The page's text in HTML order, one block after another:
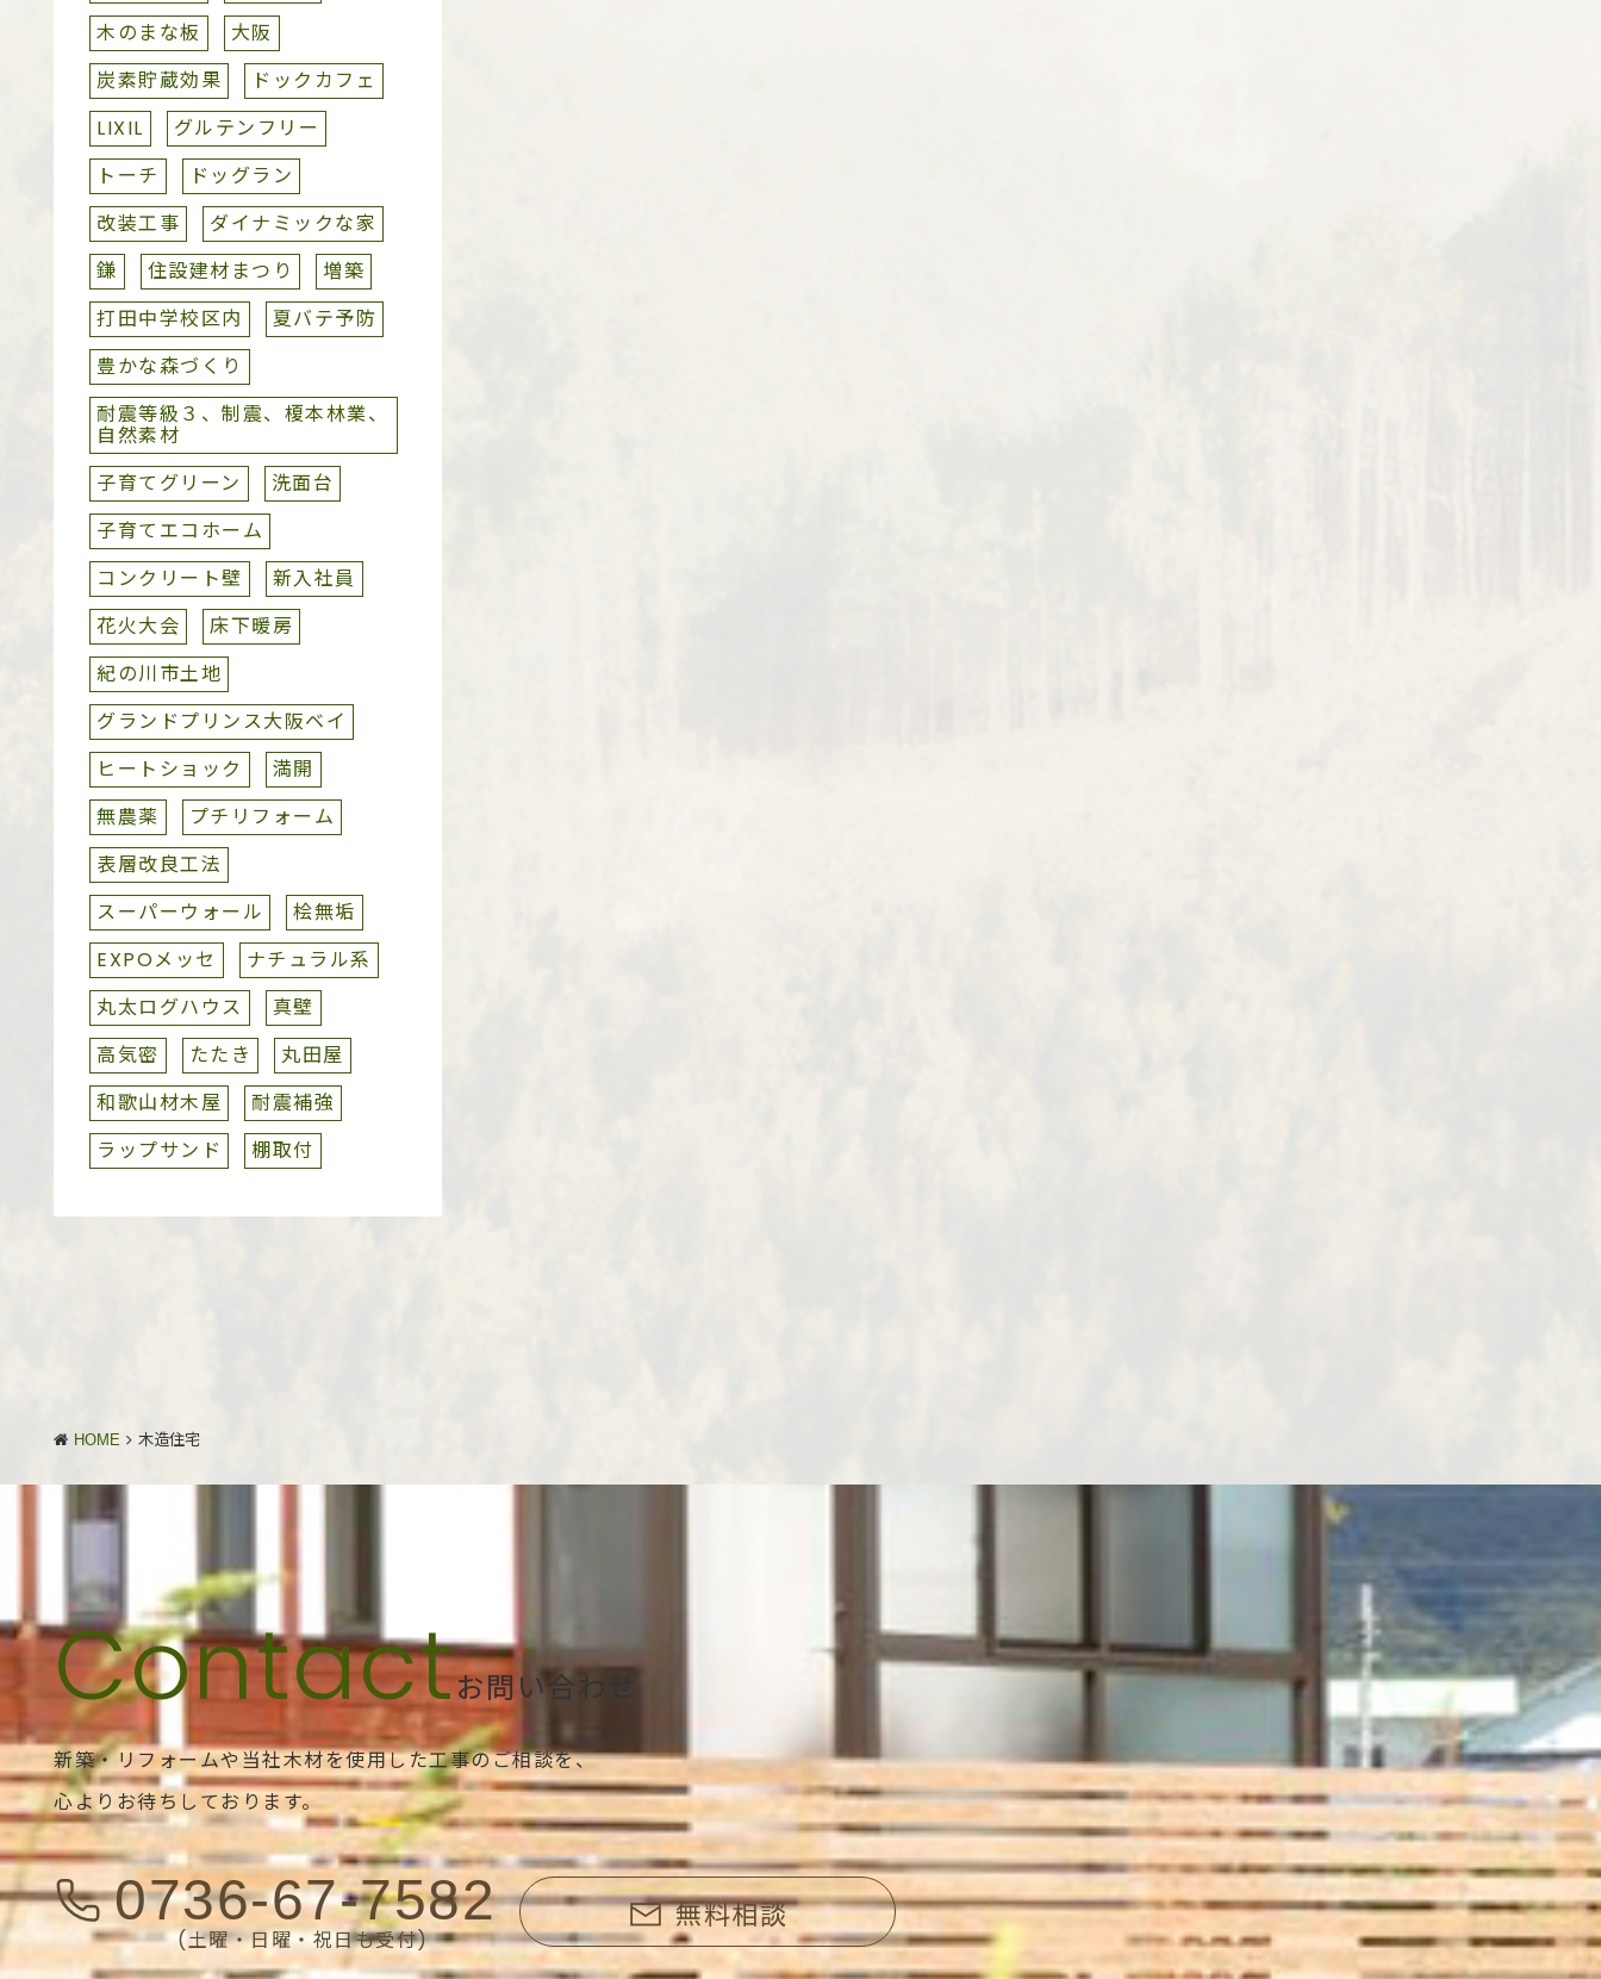
木のまな板
大阪
炭素貯蔵効果
ドックカフェ
LIXIL
グルテンフリー
トーチ
ドッグラン
改装工事
ダイナミックな家
鎌
住設建材まつり
増築
打田中学校区内
夏バテ予防
豊かな森づくり
耐震等級３、制震、榎本林業、
自然素材
子育てグリーン
洗面台
子育てエコホーム
コンクリート壁
新入社員
花火大会
床下暖房
紀の川市土地
グランドプリンス大阪ベイ
ヒートショック
満開
無農薬
プチリフォーム
表層改良工法
スーパーウォール
桧無垢
EXPOメッセ
ナチュラル系
丸太ログハウス
真壁
高気密
たたき
丸田屋
和歌山材木屋
耐震補強
ラップサンド
棚取付
HOME 木造住宅
お問い合わせ
新築・リフォームや当社木材を使用した工事のご相談を、
心よりお待ちしております。
0736-67-7582
(土曜・日曜・祝日も受付)
無料相談